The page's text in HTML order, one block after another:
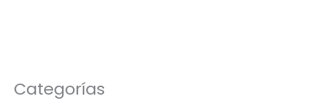
Categorías